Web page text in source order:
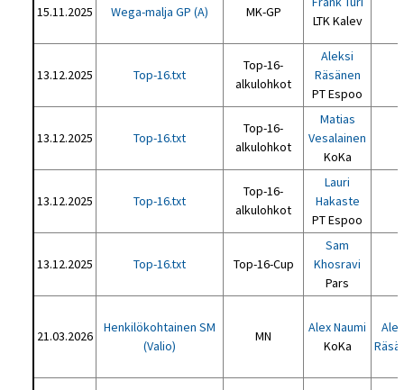
15.11.2025 Wega-malja GP (A) MK-GP
LTK Kalev
13.12.2025 Top-16.txt
Top-16-
alkulohkot
Aleksi
Räsänen
PT Espoo
13.12.2025 Top-16.txt
Top-16-
alkulohkot
Matias
Vesalainen
KoKa
13.12.2025 Top-16.txt
Top-16-
alkulohkot
Lauri
Hakaste
PT Espoo
13.12.2025 Top-16.txt Top-16-Cup
Sam
Khosravi
Pars
21.03.2026
Henkilökohtainen SM
(Valio)
MN
Alex Naumi
KoKa